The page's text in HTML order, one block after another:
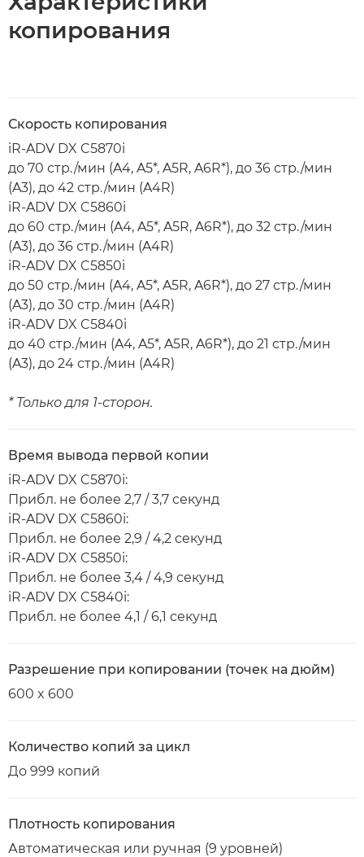
копирования
Скорость копирования
iR-ADV DX C5870i
до 70 стр./мин (A4, A5*, A5R, A6R*), до 36 стр./мин
(A3), до 42 стр./мин (A4R)
iR-ADV DX C5860i
до 60 стр./мин (A4, A5*, A5R, A6R*), до 32 стр./мин
(A3), до 36 стр./мин (A4R)
iR-ADV DX C5850i
до 50 стр./мин (A4, A5*, A5R, A6R*), до 27 стр./мин
(A3), до 30 стр./мин (A4R)
iR-ADV DX C5840i
до 40 стр./мин (A4, A5*, A5R, A6R*), до 21 стр./мин
(A3), до 24 стр./мин (A4R)
* Только для 1-сторон.
Время вывода первой копии
iR-ADV DX C5870i:
Прибл. не более 2,7 / 3,7 секунд
iR-ADV DX C5860i:
Прибл. не более 2,9 / 4,2 секунд
iR-ADV DX C5850i:
Прибл. не более 3,4 / 4,9 секунд
iR-ADV DX C5840i:
Прибл. не более 4,1 / 6,1 секунд
Разрешение при копировании (точек на дюйм)
600 x 600
Количество копий за цикл
До 999 копий
Плотность копирования
Автоматическая или ручная (9 уровней)